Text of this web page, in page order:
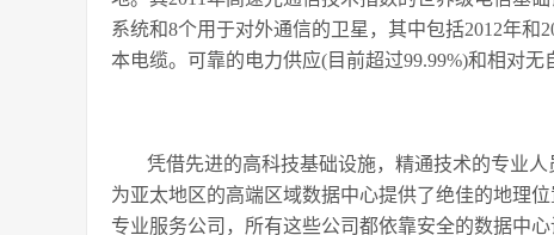
系统和8个用于对外通信的卫星，其中包括2012年和
本电缆。可靠的电力供应(目前超过99.99%)和相对无
凭借先进的高科技基础设施，精通技术的专业
为亚太地区的高端区域数据中心提供了绝佳的地理
专业服务公司，所有这些公司都依靠安全的数据中